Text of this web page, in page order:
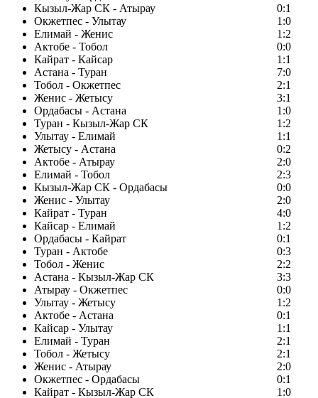
Кызыл-Жар СК - Атырау
0:1
Окжетпес - Улытау
1:0
Елимай - Женис
1:2
Актобе - Тобол
0:0
Кайрат - Кайсар
1:1
Астана - Туран
7:0
Тобол - Окжетпес
2:1
Женис - Жетысу
3:1
Ордабасы - Астана
1:0
Туран - Кызыл-Жар СК
1:2
Улытау - Елимай
1:1
Жетысу - Астана
0:2
Актобе - Атырау
2:0
Елимай - Тобол
2:3
Кызыл-Жар СК - Ордабасы
0:0
Женис - Улытау
2:0
Кайрат - Туран
4:0
Кайсар - Елимай
1:2
Ордабасы - Кайрат
0:1
Туран - Актобе
0:3
Тобол - Женис
2:2
Астана - Кызыл-Жар СК
3:3
Атырау - Окжетпес
0:0
Улытау - Жетысу
1:2
Актобе - Астана
0:1
Кайсар - Улытау
1:1
Елимай - Туран
2:1
Тобол - Жетысу
2:1
Женис - Атырау
2:0
Окжетпес - Ордабасы
0:1
Кайрат - Кызыл-Жар СК
1:0